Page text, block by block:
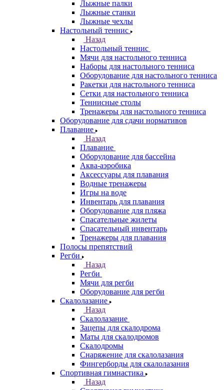
Лыжные палки
Лыжные станки
Лыжные чехлы
Настольный теннис
Назад
Настольный теннис
Мячи для настольного тенниса
Наборы для настольного тенниса
Оборудование для настольного тенниса
Ракетки для настольного тенниса
Сетки для настольного тенниса
Теннисные столы
Тренажеры для настольного тенниса
Оборудование для сдачи нормативов
Плавание
Назад
Плавание
Оборудование для бассейна
Аква-аэробика
Аксессуары для плавания
Водные тренажеры
Игры на воде
Инвентарь для плавания
Оборудование для пляжа
Спасательные жилеты
Спасательный инвентарь
Тренажеры для плавания
Полосы препятствий
Регби
Назад
Регби
Мячи для регби
Оборудование для регби
Скалолазание
Назад
Скалолазание
Зацепы для скалодрома
Маты для скалодромов
Скалодромы
Снаряжение для скалолазания
Фингерборды для скалолазания
Спортивная гимнастика
Назад